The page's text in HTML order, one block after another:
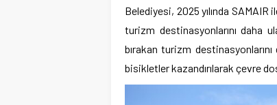
Belediyesi, 2025 yılında
turizm destinasyonlarını daha
bırakan turizm
bisikletler kazandırılarak çevre